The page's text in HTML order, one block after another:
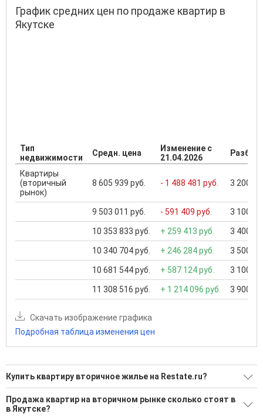
График средних цен по продаже квартир в
Якутске
Тип
недвижимости
Средн. цена
Изменение с
21.04.2026
Квартиры
(вторичный
рынок)
8 605 939 руб. - 1 488 481 руб. 3 200
9 503 011 руб. - 591 409 руб. 3 100
10 353 833 руб. + 259 413 руб. 3 400
10 340 704 руб. + 246 284 руб. 3 500
10 681 544 руб. + 587 124 руб. 3 100
11 308 516 руб. + 1 214 096 руб. 3 900
Скачать изображение графика
Подробная таблица изменения цен
Купить квартиру вторичное жилье на Restate.ru?
823 актуальных и проверенных объявления
Продажа квартир на вторичном рынке сколько стоят в
в Якутске?